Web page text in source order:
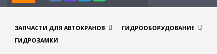
ЗАПЧАСТИ ДЛЯ АВТОКРАНОВ
ГИДРООБОРУДОВАНИЕ
ГИДРОЗАМКИ